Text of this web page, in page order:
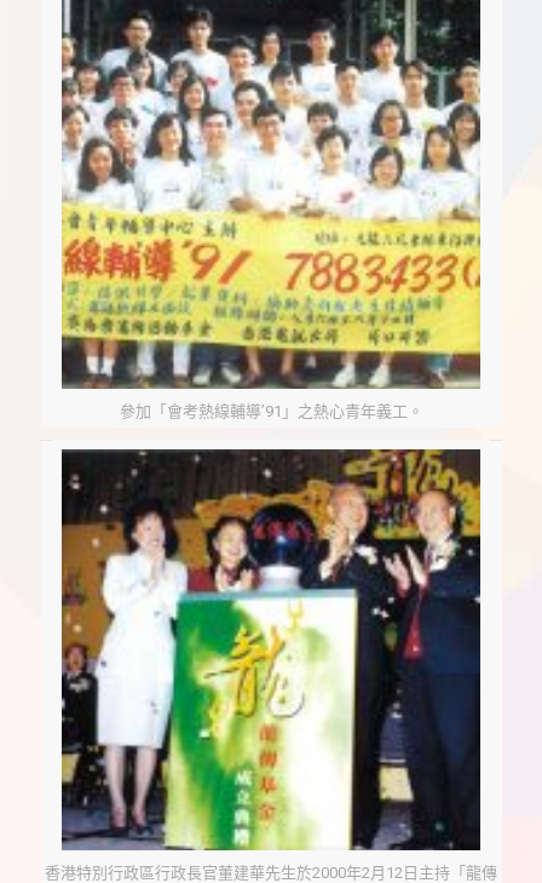
參加「會考熱線輔導’91」之熱心青年義工。
香港特別行政區行政長官董建華先生於2000年2月12日主持「龍傳